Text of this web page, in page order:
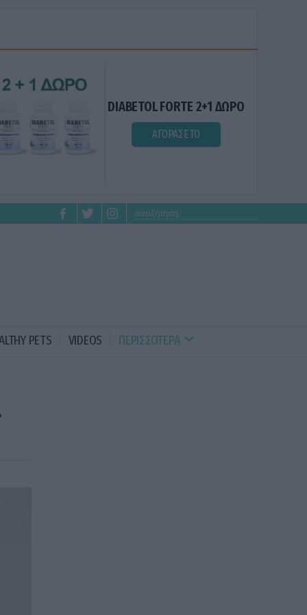
DIABETOL FORTE 2+1 ΔΩΡΟ
ΑΓΟΡΑΣΕ ΤΟ
PETS VIDEOS ΠΕΡΙΣΣΟΤΕΡΑ